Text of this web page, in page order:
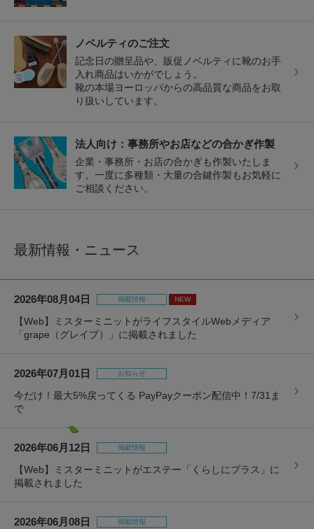
ノベルティのご注文
記念日の贈呈品や、販促ノベルティに靴のお手
入れ商品はいかがでしょう。
靴の本場ヨーロッパからの高品質な商品をお取
り扱いしています。
法人向け：事務所やお店などの合かぎ作製
企業・事務所・お店の合かぎも作製いたしま
す。一度に多種類・大量の合鍵作製もお気軽に
ご相談ください。
最新情報・ニュース
2026年08月04日 掲載情報 NEW
【Web】ミスターミニットがライフスタイルWebメディア
「grape（グレイプ）」に掲載されました
2026年07月01日 お知らせ
今だけ！最大5%戻ってくる PayPayクーポン配信中！7/31ま
で
2026年06月12日 掲載情報
【Web】ミスターミニットがエステー「くらしにプラス」に
掲載されました
2026年06月08日 掲載情報